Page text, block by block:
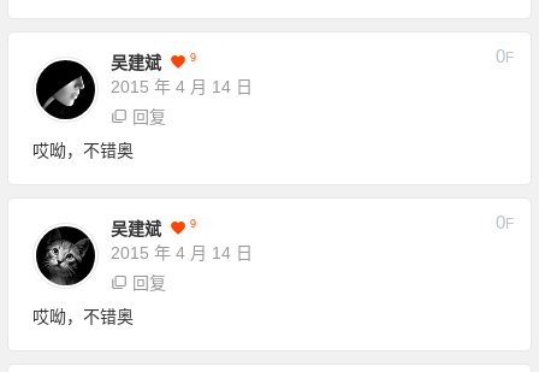
吴建斌 9
2015 年 4 月 14 日
0F
回复
哎呦，不错奥
吴建斌 9
2015 年 4 月 14 日
0F
回复
哎呦，不错奥